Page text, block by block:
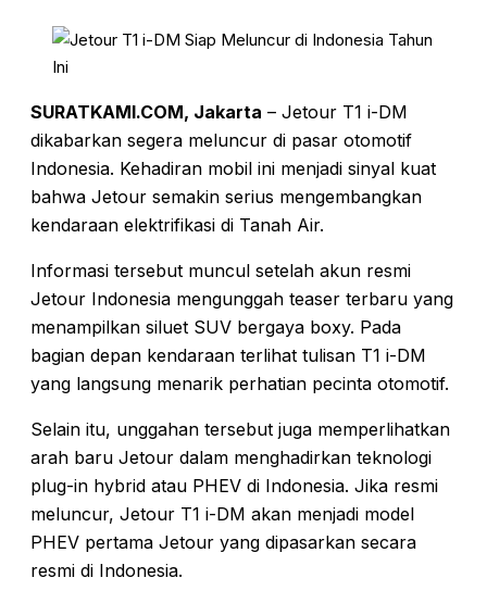
SURATKAMI.COM, Jakarta – Jetour T1 i-DM
dikabarkan segera meluncur di pasar otomotif
Indonesia. Kehadiran mobil ini menjadi sinyal kuat
bahwa Jetour semakin serius mengembangkan
kendaraan elektrifikasi di Tanah Air.
Informasi tersebut muncul setelah akun resmi
Jetour Indonesia mengunggah teaser terbaru yang
menampilkan siluet SUV bergaya boxy. Pada
bagian depan kendaraan terlihat tulisan T1 i-DM
yang langsung menarik perhatian pecinta otomotif.
Selain itu, unggahan tersebut juga memperlihatkan
arah baru Jetour dalam menghadirkan teknologi
plug-in hybrid atau PHEV di Indonesia. Jika resmi
meluncur, Jetour T1 i-DM akan menjadi model
PHEV pertama Jetour yang dipasarkan secara
resmi di Indonesia.